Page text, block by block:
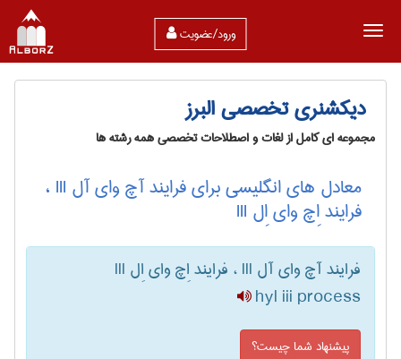
ورود/عضویت
دیکشنری تخصصی البرز
مجموعه ای کامل از لغات و اصطلاحات تخصصی همه رشته ها
معادل های انگلیسی برای فرایند آچ وای آل III ،
فرایند اِچ وای اِل III
فرایند آچ وای آل III ، فرایند اِچ وای اِل III
hyl iii process
پیشنهاد شما چیست؟